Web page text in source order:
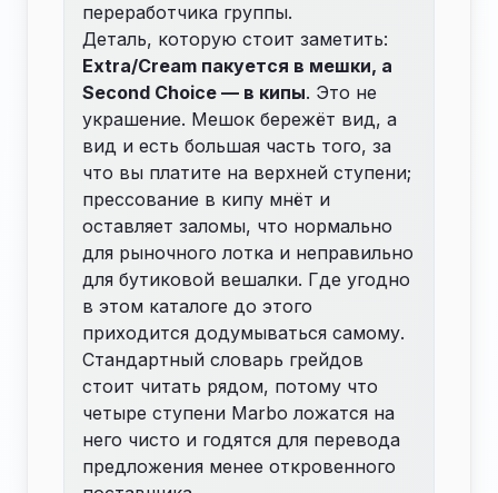
переработчика группы.
Деталь, которую стоит заметить:
Extra/Cream пакуется в мешки, а
Second Choice — в кипы. Это не
украшение. Мешок бережёт вид, а
вид и есть большая часть того, за
что вы платите на верхней ступени;
прессование в кипу мнёт и
оставляет заломы, что нормально
для рыночного лотка и неправильно
для бутиковой вешалки. Где угодно
в этом каталоге до этого
приходится додумываться самому.
Стандартный словарь грейдов
стоит читать рядом, потому что
четыре ступени Marbo ложатся на
него чисто и годятся для перевода
предложения менее откровенного